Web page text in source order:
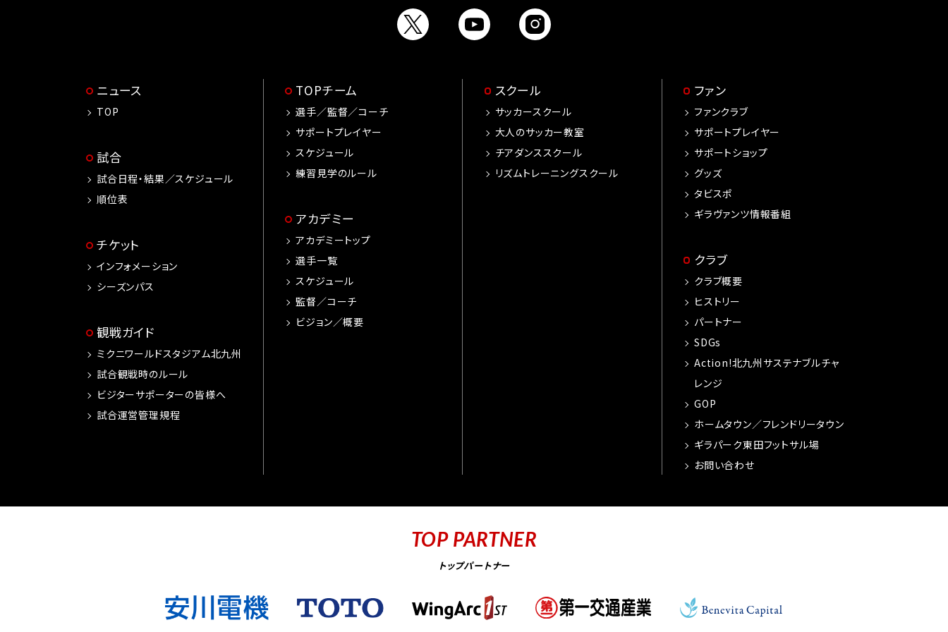
ニュース
TOP
試合
試合日程・結果／スケジュール
順位表
チケット
インフォメーション
シーズンパス
観戦ガイド
ミクニワールドスタジアム北九州
試合観戦時のルール
ビジターサポーターの皆様へ
試合運営管理規程
TOPチーム
選手／監督／コーチ
サポートプレイヤー
スケジュール
練習見学のルール
アカデミー
アカデミートップ
選手一覧
スケジュール
監督／コーチ
ビジョン／概要
スクール
サッカースクール
大人のサッカー教室
チアダンススクール
リズムトレーニングスクール
ファン
ファンクラブ
サポートプレイヤー
サポートショップ
グッズ
タビスポ
ギラヴァンツ情報番組
クラブ
クラブ概要
ヒストリー
パートナー
SDGs
Action!北九州サステナブルチャ
レンジ
GOP
ホームタウン／フレンドリータウン
ギラパーク東田フットサル場
お問い合わせ
TOP PARTNER
トップパートナー